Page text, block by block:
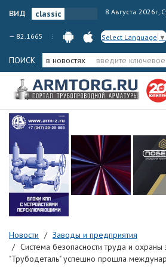
вид 8 Августа 2026г,
— 82.1665 Select Language ▼
ПОИСК в новостях
Новости
Заводы и предприятия
Система безопасности труда и
"Трубодеталь" успешно прошла